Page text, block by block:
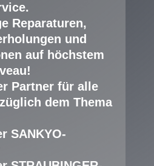
.
Reparaturen,
und
auf höchstem
Partner für alle
dem Thema
SANKYO-